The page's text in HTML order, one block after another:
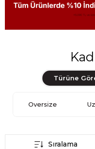
Türüne
Oversize
Sıralama